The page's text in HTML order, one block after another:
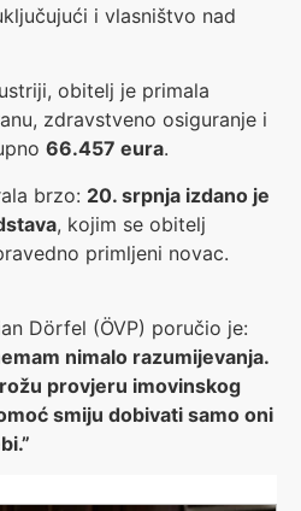
i vlasništvo nad
obitelj je primala
zdravstveno osiguranje i
66.457 eura.
brzo: 20. srpnja izdano je
, kojim se obitelj
primljeni novac.
Dörfel (ÖVP) poručio je:
nimalo razumijevanja.
provjeru imovinskog
smiju dobivati samo oni